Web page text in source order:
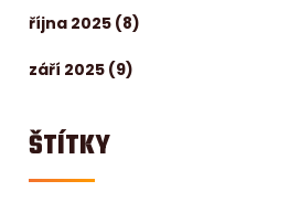
října 2025 (8)
září 2025 (9)
ŠTÍTKY